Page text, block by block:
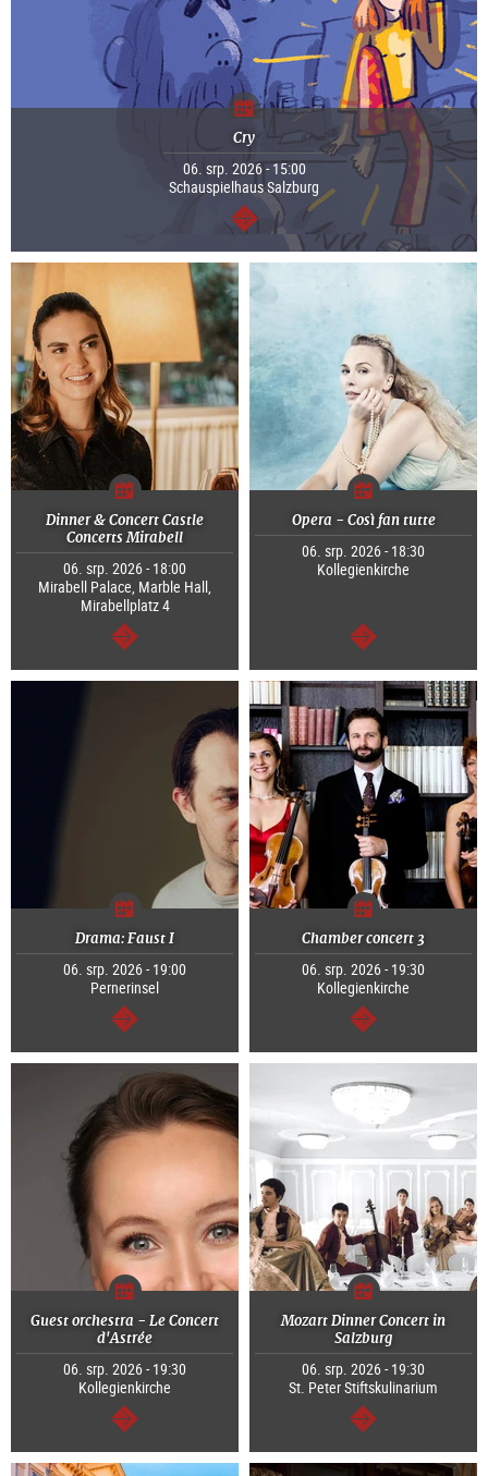
Cry
06. srp. 2026 - 15:00
Schauspielhaus Salzburg
continue
Dinner & Concert Castle
Concerts Mirabell
06. srp. 2026 - 18:00
Mirabell Palace, Marble Hall,
Mirabellplatz 4
continue
Opera - Così fan tutte
06. srp. 2026 - 18:30
Kollegienkirche
continue
Drama: Faust I
06. srp. 2026 - 19:00
Pernerinsel
continue
Chamber concert 3
06. srp. 2026 - 19:30
Kollegienkirche
continue
Guest orchestra - Le Concert
d'Astrée
06. srp. 2026 - 19:30
Kollegienkirche
continue
Mozart Dinner Concert in
Salzburg
06. srp. 2026 - 19:30
St. Peter Stiftskulinarium
continue